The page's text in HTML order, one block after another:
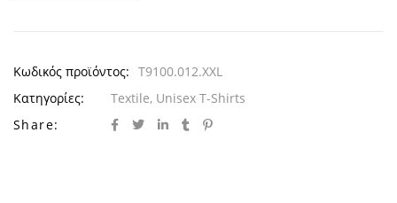
Κωδικός προϊόντος: T9100.012.XXL
Κατηγορίες:
Textile, Unisex T-Shirts
Share: